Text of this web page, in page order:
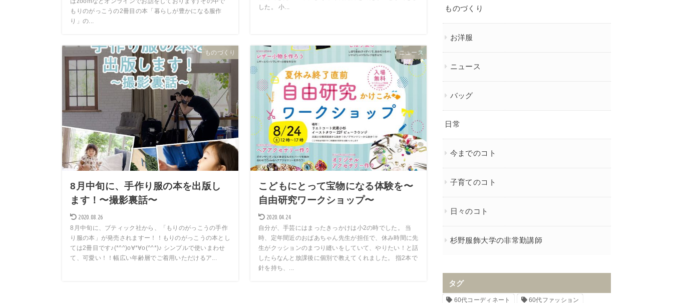
もりのがっこうの2冊目の本「暮らしが豊かになる服作
り」の...
した。 小...
ものづくり
8月中旬に、手作り服の本を出版し
ます！〜撮影裏話〜
2020.08.26
8月中旬に、ブティック社から、「もりのがっこうの手作
り服の本」が発売されますー！！もりのがっこうの本とし
ては2冊目です♪(*^^)o∀*∀o(^^*)♪ シンプルで使いまわせ
て、可愛い！！幅広い年齢層でご着用いただけるア...
ニュース
こどもにとって宝物になる体験を〜
自由研究ワークショップ〜
2020.04.24
自分が、手芸にはまったきっかけは小2の時でした。 当
時、定年間近のおばあちゃん先生が担任で、休み時間に先
生がクッションのまつり縫いをしていて、やりたい！と話
したらなんと放課後に個別で教えてくれました。 指2本で
針を持ち、...
ものづくり
お洋服
ニュース
バッグ
日常
今までのコト
子育てのコト
日々のコト
杉野服飾大学の非常勤講師
タグ
60代コーディネート 60代ファッション